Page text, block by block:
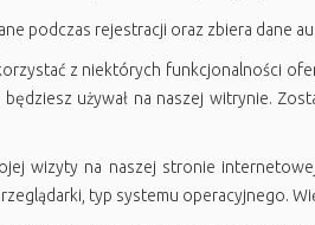
podczas rejestracji oraz zbiera dane
z niektórych funkcjonalności
będziesz używał na naszej witrynie.
wizyty na naszej stronie
typ systemu operacyjnego.